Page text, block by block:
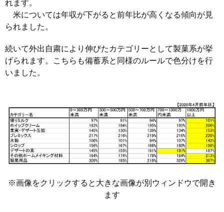
れます。
米については年収が下がると前年比が高くなる傾向が見
られました。
続いて外出自粛により伸びたカテゴリーとして製菓系が挙
げられます。こちらも備蓄系と同様のルールで色分けを行
いました。
※画像をクリックすると大きな画像が別ウィンドウで開き
ます